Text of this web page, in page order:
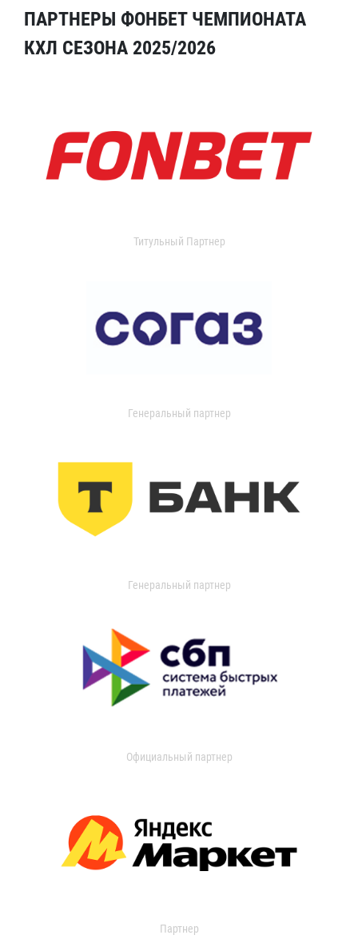
ПАРТНЕРЫ ФОНБЕТ ЧЕМПИОНАТА
КХЛ СЕЗОНА 2025/2026
Титульный Партнер
Генеральный партнер
Генеральный партнер
Официальный партнер
Партнер